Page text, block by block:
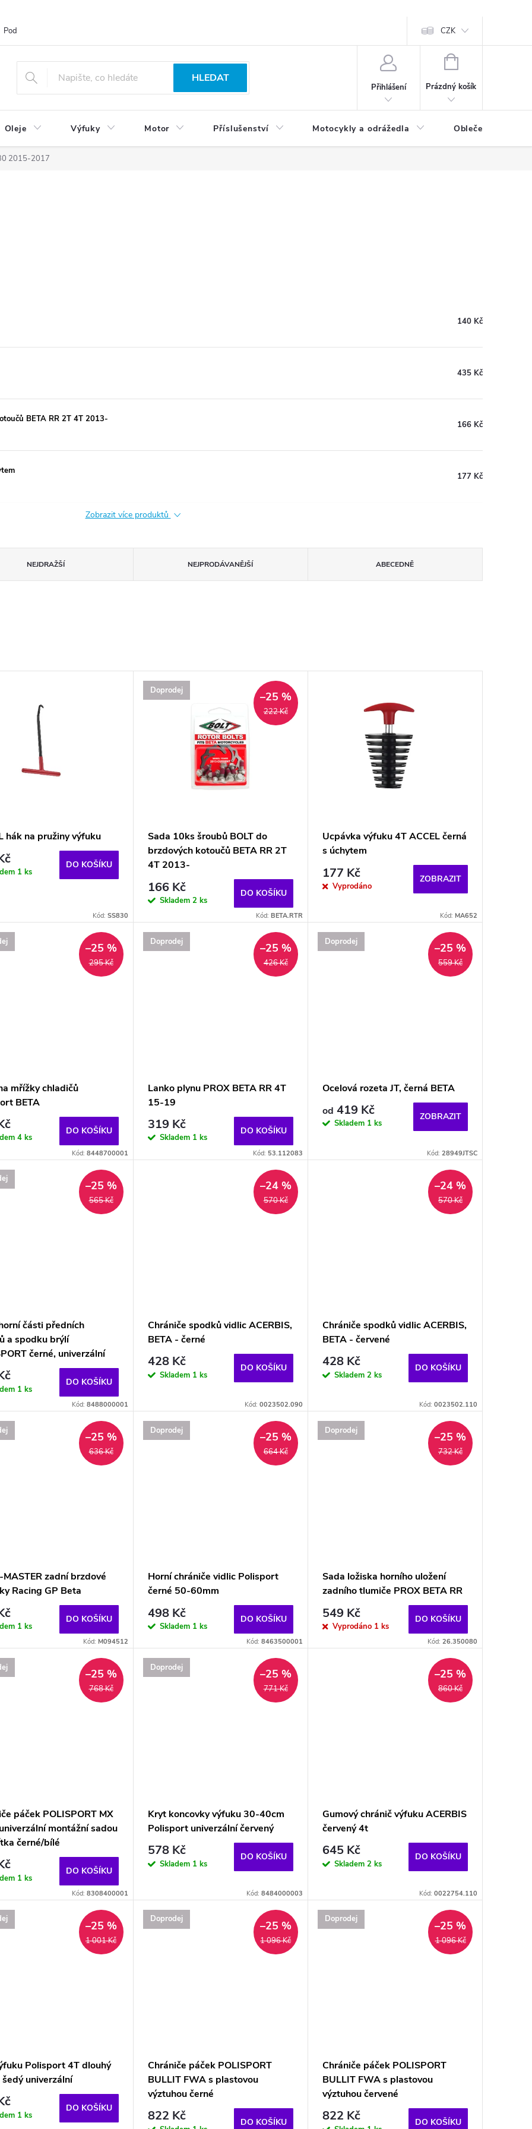
Podmínky ochrany osobních údajů CZK
HLEDAT
Přihlášení
NÁKUPNÍ
Prázdný košík
Oleje Výfuky Motor Příslušenství Motocykly a odrážedla Oblečení a
2015-2017
140 Kč
435 Kč
BETA RR 2T 4T 2013-
166 Kč
177 Kč
Zobrazit více produktů
NEJDRAŽŠÍ NEJPRODÁVANĚJŠÍ ABECEDNĚ
hák na pružiny výfuku
1 ks
DO KOŠÍKU
Kód: SS830
Doprodej
222 Kč
–25 %
Sada 10ks šroubů BOLT do
brzdových kotoučů BETA RR 2T
4T 2013-
166 Kč
Skladem 2 ks
DO KOŠÍKU
Kód: BETA.RTR
Ucpávka výfuku 4T ACCEL černá
s úchytem
177 Kč
Vyprodáno
ZOBRAZIT
Kód: MA652
295 Kč
–25 %
mřížky chladičů
BETA
4 ks
DO KOŠÍKU
Kód: 8448700001
Doprodej
426 Kč
–25 %
Lanko plynu PROX BETA RR 4T
15-19
319 Kč
Skladem 1 ks
DO KOŠÍKU
Kód: 53.112083
Doprodej
559 Kč
–25 %
Ocelová rozeta JT, černá BETA
od 419 Kč
Skladem 1 ks
ZOBRAZIT
Kód: 28949JTSC
565 Kč
–25 %
části předních
a spodku brýlí
černé, univerzální
1 ks
DO KOŠÍKU
Kód: 8488000001
570 Kč
–24 %
Chrániče spodků vidlic ACERBIS,
BETA - černé
428 Kč
Skladem 1 ks
DO KOŠÍKU
Kód: 0023502.090
570 Kč
–24 %
Chrániče spodků vidlic ACERBIS,
BETA - červené
428 Kč
Skladem 2 ks
DO KOŠÍKU
Kód: 0023502.110
636 Kč
–25 %
MASTER zadní brzdové
Racing GP Beta
1 ks
DO KOŠÍKU
Kód: M094512
Doprodej
664 Kč
–25 %
Horní chrániče vidlic Polisport
černé 50-60mm
498 Kč
Skladem 1 ks
DO KOŠÍKU
Kód: 8463500001
Doprodej
732 Kč
–25 %
Sada ložiska horního uložení
zadního tlumiče PROX BETA RR
549 Kč
Vyprodáno 1 ks
DO KOŠÍKU
Kód: 26.350080
768 Kč
–25 %
páček POLISPORT MX
montážní sadou
černé/bílé
1 ks
DO KOŠÍKU
Kód: 8308400001
Doprodej
771 Kč
–25 %
Kryt koncovky výfuku 30-40cm
Polisport univerzální červený
578 Kč
Skladem 1 ks
DO KOŠÍKU
Kód: 8484000003
860 Kč
–25 %
Gumový chránič výfuku ACERBIS
červený 4t
645 Kč
Skladem 2 ks
DO KOŠÍKU
Kód: 0022754.110
1 001 Kč
–25 %
Polisport 4T dlouhý
univerzální
1 ks
DO KOŠÍKU
Doprodej
1 096 Kč
–25 %
Chrániče páček POLISPORT
BULLIT FWA s plastovou
výztuhou černé
822 Kč DO KOŠÍKU
Doprodej
1 096 Kč
–25 %
Chrániče páček POLISPORT
BULLIT FWA s plastovou
výztuhou červené
822 Kč DO KOŠÍKU